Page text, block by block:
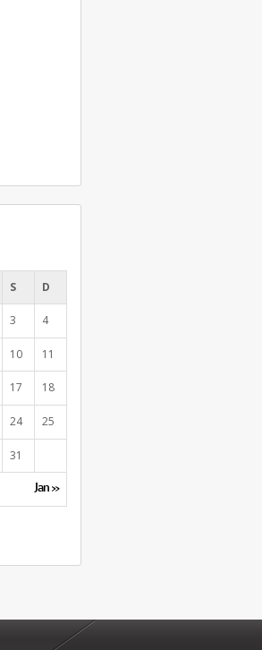
S D
Jan »
3 4
10 11
17 18
24 25
31